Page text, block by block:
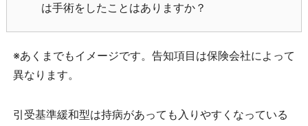
は手術をしたことはありますか？
※あくまでもイメージです。告知項目は保険会社によって
異なります。
引受基準緩和型は持病があっても入りやすくなっている